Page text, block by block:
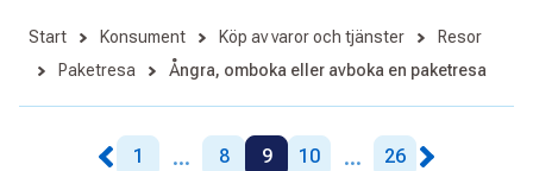
Start Konsument Köp av varor och tjänster
Resor
Paketresa
Ångra, omboka eller avboka en paketresa
1 ... 8 9 10 ... 26